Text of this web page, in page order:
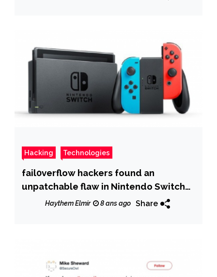
Hacking Technologies
fail0verflow hackers found an
unpatchable flaw in Nintendo Switch
bootROM and runs Linux OS
Haythem Elmir 8 ans ago Share